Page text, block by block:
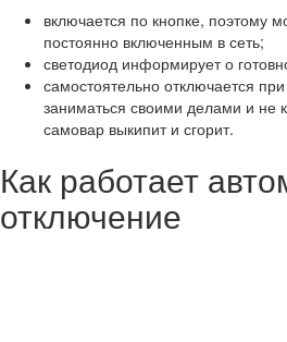
включается по кнопке, поэтому
постоянно включенным в сеть;
светодиод информирует о
самостоятельно отключается
заниматься своими делами и не
самовар выкипит и сгорит.
Как работает
отключение